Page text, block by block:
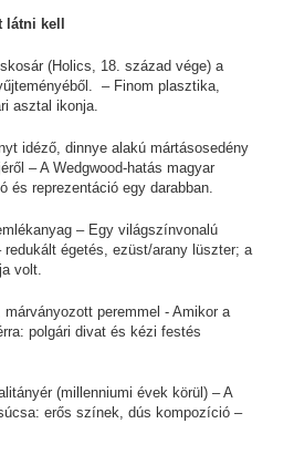
látni kell
(Holics, 18. század vége) a
– Finom plasztika,
asztal ikonja.
idéző, dinnye alakú mártásosedény
– A Wedgwood-hatás magyar
és reprezentáció egy darabban.
– Egy világszínvonalú
égetés, ezüst/arany lüszter; a
volt.
peremmel - Amikor a
polgári divat és kézi festés
(millenniumi évek körül) – A
erős színek, dús kompozíció –